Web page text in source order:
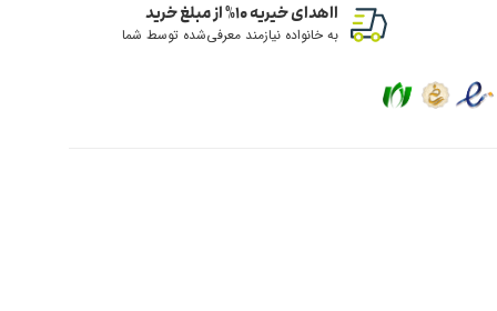
ااهدای خیریه ۱۰% از مبلغ خرید
به خانواده نیازمند معرفی‌شده توسط شما